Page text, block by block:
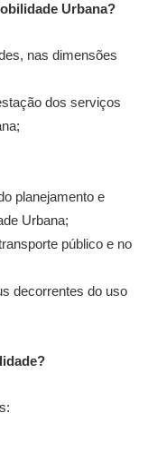
Urbana?
nas dimensões
dos serviços
planejamento e
Urbana;
público e no
decorrentes do uso